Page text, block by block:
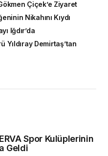
Çiçek’e Ziyaret
Nikahını Kıydı
Iğdır’da
Yıldıray Demirtaş’tan
Geldi